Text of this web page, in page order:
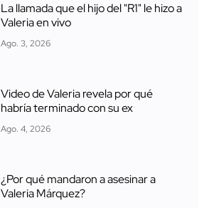
La llamada que el hijo del "R1" le hizo a
Valeria en vivo
Ago. 3, 2026
Video de Valeria revela por qué
habría terminado con su ex
Ago. 4, 2026
¿Por qué mandaron a asesinar a
Valeria Márquez?